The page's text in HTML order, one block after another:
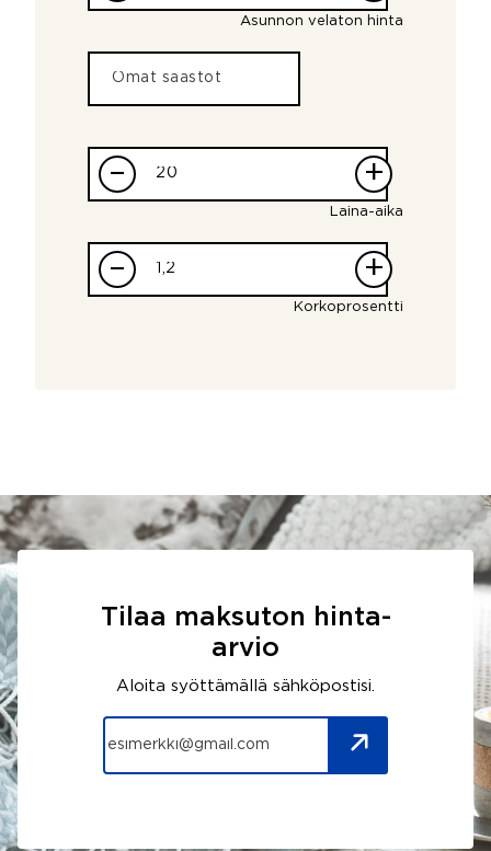
Asunnon velaton hinta
– +
Laina-aika
– +
Korkoprosentti
Tilaa maksuton hinta-
arvio
Aloita syöttämällä sähköpostisi.